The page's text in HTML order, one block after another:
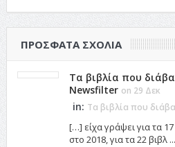
ΠΡΌΣΦΑΤΑ ΣΧΌΛΙΑ
Τα βιβλία που
Newsfilter on 29 Δεκ
in: Τα βιβλία που
[…] είχα γράψει για τα
στο 2018, για τα 22 βιβλ ...